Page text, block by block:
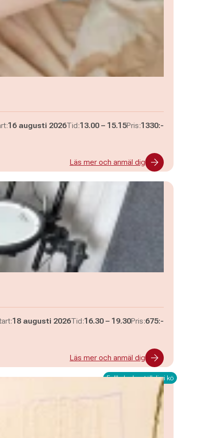
16 augusti 2026Tid:Pågår mellan
13.00 – och
15.15Pris:1330:-
Läs mer och anmäl dig
18 augusti 2026Tid:Pågår mellan
16.30 – och
19.30Pris:675:-
Läs mer och anmäl dig
Fullbokad – ställ dig i kö